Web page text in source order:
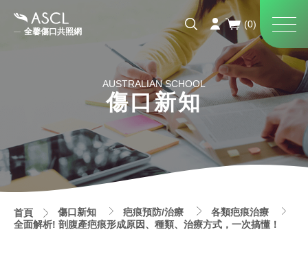
全馨傷口共照網
AUSTRALIAN SCHOOL
傷口新知
首頁 傷口新知 疤痕預防/治療
各類疤痕治療
全面解析! 剖腹產疤痕形成原因、種類、治療方式，一次搞懂！